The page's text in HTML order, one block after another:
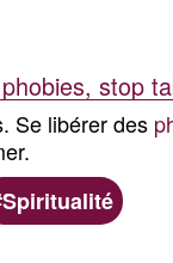
stop
Se libérer des
Spiritualité